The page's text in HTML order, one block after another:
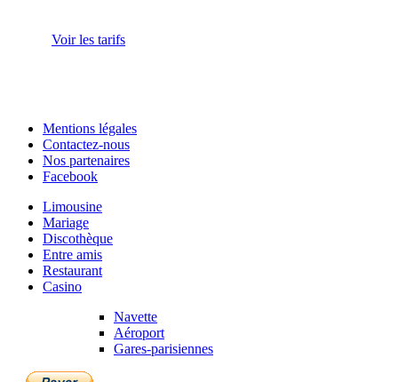
Voir les tarifs
Mentions légales
Contactez-nous
Nos partenaires
Facebook
Limousine
Mariage
Discothèque
Entre amis
Restaurant
Casino
Navette
Aéroport
Gares-parisiennes